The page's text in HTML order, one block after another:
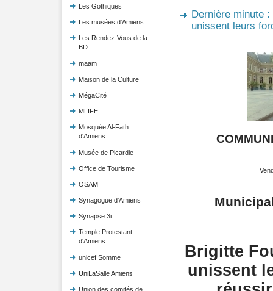
Les Gothiques
Les musées d'Amiens
Les Rendez-Vous de la
BD
maam
Maison de la Culture
MégaCité
MLIFE
Mosquée Al-Fath
d'Amiens
Musée de Picardie
Office de Tourisme
OSAM
Synagogue d'Amiens
Synapse 3i
Temple Protestant
d'Amiens
unicef Somme
UniLaSalle Amiens
Union des comités de
Dernière minute
unissent leurs
Brigitte
unissent